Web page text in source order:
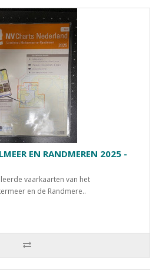
EN RANDMEREN 2025 -
vaarkaarten van het
en de Randmere..